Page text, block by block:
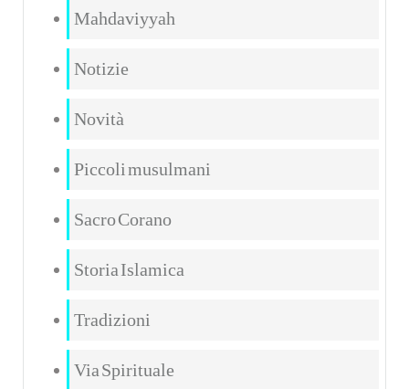
Mahdaviyyah
Notizie
Novità
Piccoli musulmani
Sacro Corano
Storia Islamica
Tradizioni
Via Spirituale